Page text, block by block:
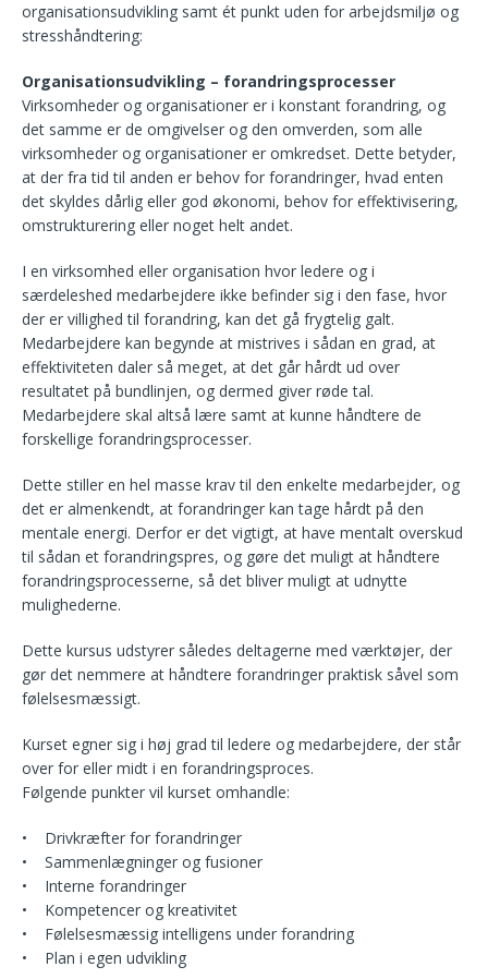
organisationsudvikling samt ét punkt uden for arbejdsmiljø og
stresshåndtering:
Organisationsudvikling – forandringsprocesser
Virksomheder og organisationer er i konstant forandring, og
det samme er de omgivelser og den omverden, som alle
virksomheder og organisationer er omkredset. Dette betyder,
at der fra tid til anden er behov for forandringer, hvad enten
det skyldes dårlig eller god økonomi, behov for effektivisering,
omstrukturering eller noget helt andet.
I en virksomhed eller organisation hvor ledere og i
særdeleshed medarbejdere ikke befinder sig i den fase, hvor
der er villighed til forandring, kan det gå frygtelig galt.
Medarbejdere kan begynde at mistrives i sådan en grad, at
effektiviteten daler så meget, at det går hårdt ud over
resultatet på bundlinjen, og dermed giver røde tal.
Medarbejdere skal altså lære samt at kunne håndtere de
forskellige forandringsprocesser.
Dette stiller en hel masse krav til den enkelte medarbejder, og
det er almenkendt, at forandringer kan tage hårdt på den
mentale energi. Derfor er det vigtigt, at have mentalt overskud
til sådan et forandringspres, og gøre det muligt at håndtere
forandringsprocesserne, så det bliver muligt at udnytte
mulighederne.
Dette kursus udstyrer således deltagerne med værktøjer, der
gør det nemmere at håndtere forandringer praktisk såvel som
følelsesmæssigt.
Kurset egner sig i høj grad til ledere og medarbejdere, der står
over for eller midt i en forandringsproces.
Følgende punkter vil kurset omhandle:
• Drivkræfter for forandringer
• Sammenlægninger og fusioner
• Interne forandringer
• Kompetencer og kreativitet
• Følelsesmæssig intelligens under forandring
• Plan i egen udvikling